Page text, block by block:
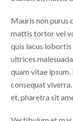
Mauris non purus
mattis tortor vel
quis lacus lobortis
ultrices
quam vitae ipsum.
consequat
et, pharetra sit